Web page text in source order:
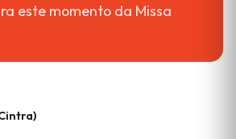
este momento da Missa